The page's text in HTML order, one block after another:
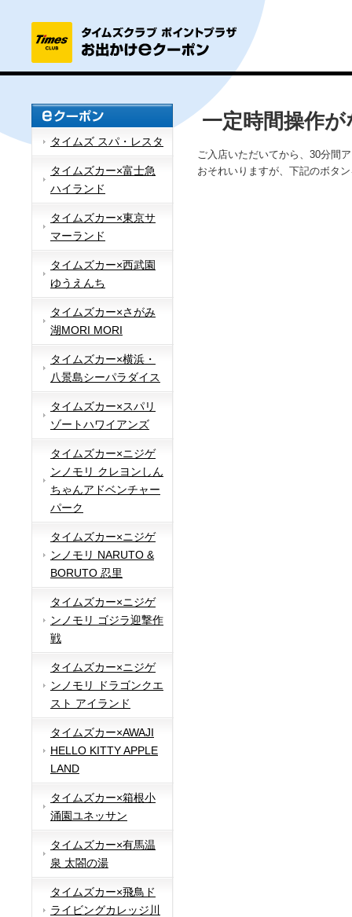
タイムズ スパ・レスタ
タイムズカー×富士急
ハイランド
タイムズカー×東京サ
マーランド
タイムズカー×西武園
ゆうえんち
タイムズカー×さがみ
湖MORI MORI
タイムズカー×横浜・
八景島シーパラダイス
タイムズカー×スパリ
ゾートハワイアンズ
タイムズカー×ニジゲ
ンノモリ クレヨンしん
ちゃんアドベンチャー
パーク
タイムズカー×ニジゲ
ンノモリ NARUTO &
BORUTO 忍里
タイムズカー×ニジゲ
ンノモリ ゴジラ迎撃作
戦
タイムズカー×ニジゲ
ンノモリ ドラゴンクエ
スト アイランド
タイムズカー×AWAJI
HELLO KITTY APPLE
LAND
タイムズカー×箱根小
涌園ユネッサン
タイムズカー×有馬温
泉 太閤の湯
タイムズカー×飛鳥ド
ライビングカレッジ川
一定時間操作
ご入店いただいてから、30分間
おそれいりますが、下記のボタ